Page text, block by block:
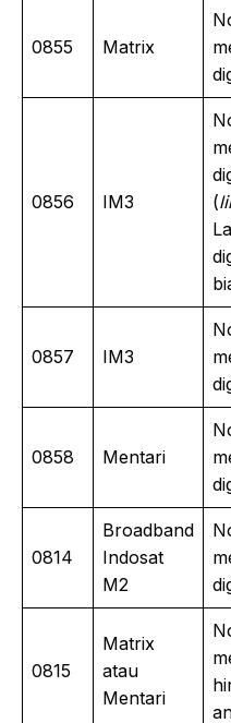
0855 Matrix
0856 IM3
(
0857 IM3
0858 Mentari
0814
Broadband
Indosat
M2
0815
Matrix
atau
Mentari